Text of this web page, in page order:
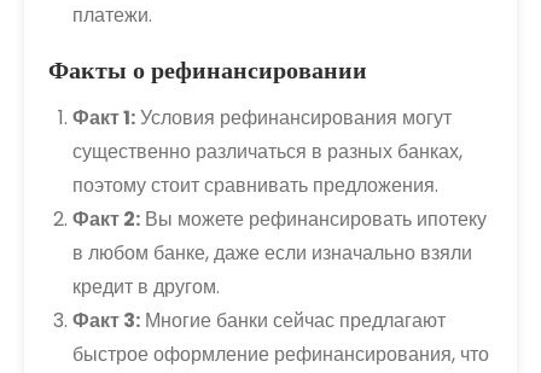
платежи.
Факты о рефинансировании
Факт 1:Условия рефинансирования могут
существенно различаться в разных банках,
поэтому стоит сравнивать предложения.
Факт 2: Вы можете рефинансировать ипотеку
в любом банке, даже если изначально взяли
кредит в другом.
Факт 3: Многие банки сейчас предлагают
быстрое оформление рефинансирования, что